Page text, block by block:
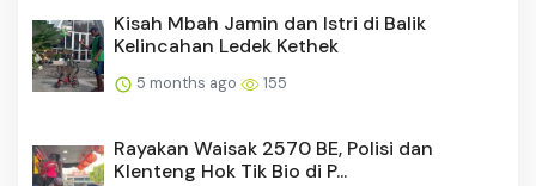
Kisah Mbah Jamin dan Istri di Balik
Kelincahan Ledek Kethek
5 months ago 155
Rayakan Waisak 2570 BE, Polisi dan
Klenteng Hok Tik Bio di P...